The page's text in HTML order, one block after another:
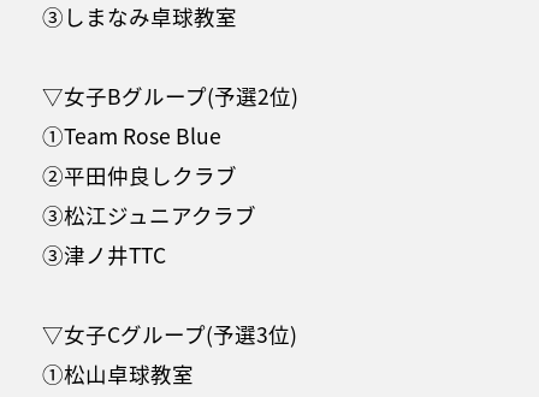
③しまなみ卓球教室
▽女子Bグループ(予選2位)
①Team Rose Blue
②平田仲良しクラブ
③松江ジュニアクラブ
③津ノ井TTC
▽女子Cグループ(予選3位)
①松山卓球教室